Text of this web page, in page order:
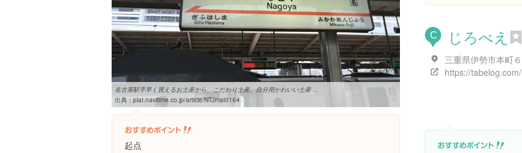
名古屋駅手早く買えるお土産から、こだわり土産、自分用かわいい土産 ...
出典： plat.navitime.co.jp/article/NTJmat0164
起点
C じろべえ
三重県伊勢市本町